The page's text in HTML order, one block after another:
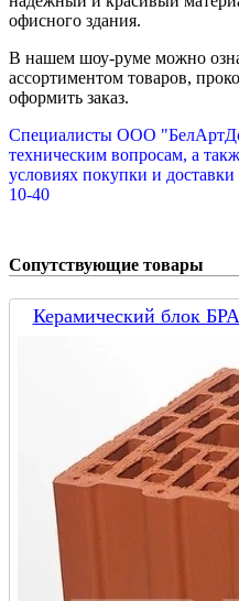
офисного здания.
В нашем шоу-руме можно
ассортиментом товаров,
оформить заказ.
Специалисты ООО
техническим вопросам, а
условиях покупки и
10-40
Сопутствующие товары
Керамический блок